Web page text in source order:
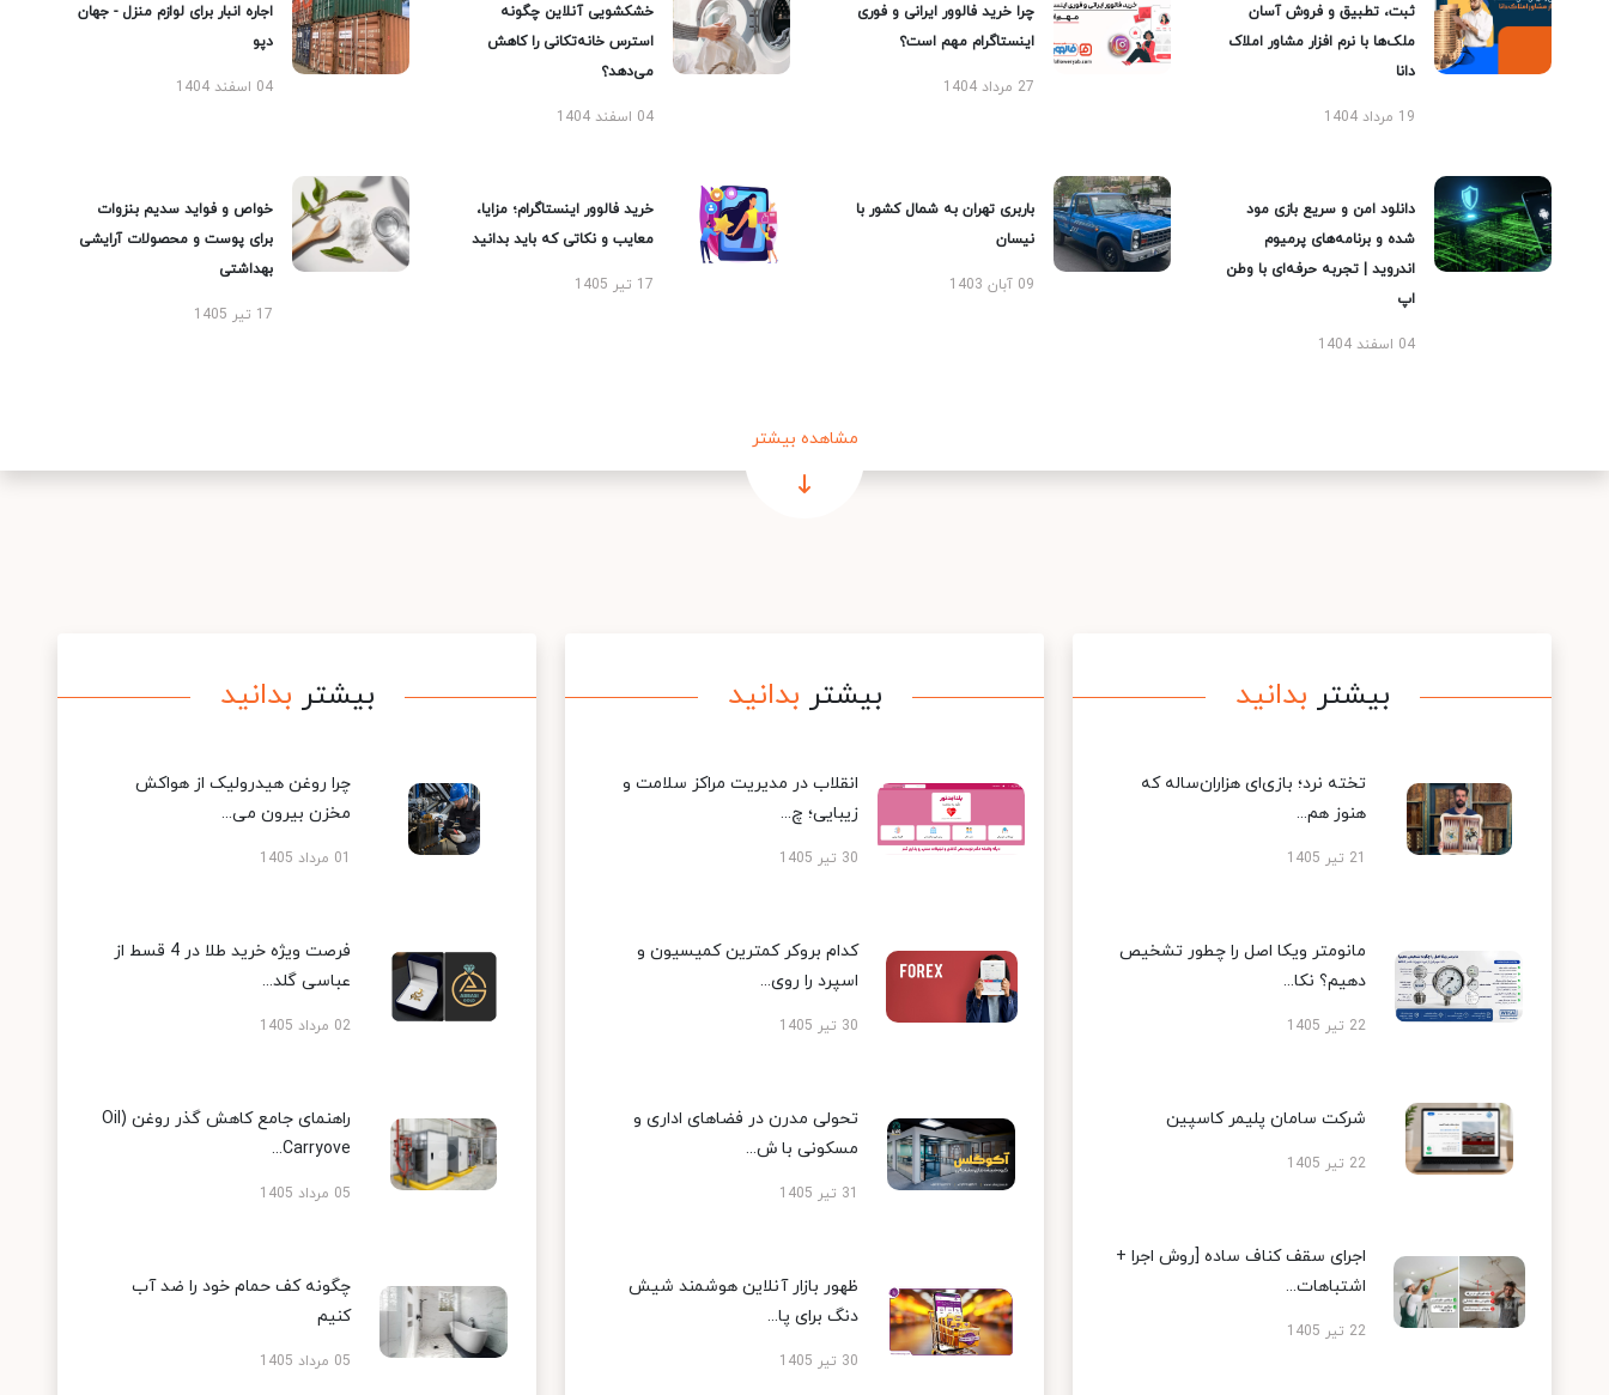
ثبت، تطبیق و فروش آسان
ملک‌ها با نرم افزار مشاور املاک
دانا
19 مرداد 1404
چرا خرید فالوور ایرانی و فوری
اینستاگرام مهم است؟
27 مرداد 1404
خشکشویی آنلاین چگونه
استرس خانه‌تکانی را کاهش
می‌دهد؟
04 اسفند 1404
اجاره انبار برای لوازم منزل - جهان
دپو
04 اسفند 1404
دانلود امن و سریع بازی مود
شده و برنامه‌های پرمیوم
اندروید | تجربه حرفه‌ای با وطن
اپ
04 اسفند 1404
باربری تهران به شمال کشور با
نیسان
09 آبان 1403
خرید فالوور اینستاگرام؛ مزایا،
معایب و نکاتی که باید بدانید
17 تیر 1405
خواص و فواید سدیم بنزوات
برای پوست و محصولات آرایشی
بهداشتی
17 تیر 1405
مشاهده بیشتر
بیشتر بدانید
تخته نرد؛ بازی‌ای هزاران‌ساله که
هنوز هم...
21 تیر 1405
مانومتر ویکا اصل را چطور تشخیص
دهیم؟ نکا...
22 تیر 1405
شرکت سامان پلیمر کاسپین
22 تیر 1405
اجرای سقف کناف ساده [روش اجرا +
اشتباهات...
22 تیر 1405
بیشتر بدانید
انقلاب در مدیریت مراکز سلامت و
زیبایی؛ چ...
30 تیر 1405
کدام بروکر کمترین کمیسیون و
اسپرد را روی...
30 تیر 1405
تحولی مدرن در فضاهای اداری و
مسکونی با ش...
31 تیر 1405
ظهور بازار آنلاین هوشمند شیش
دنگ برای پا...
30 تیر 1405
بیشتر بدانید
چرا روغن هیدرولیک از هواکش
مخزن بیرون می...
01 مرداد 1405
فرصت ویژه خرید طلا در 4 قسط از
عباسی گلد...
02 مرداد 1405
راهنمای جامع کاهش گذر روغن (Oil
Carryove...
05 مرداد 1405
چگونه کف حمام خود را ضد آب
کنیم
05 مرداد 1405